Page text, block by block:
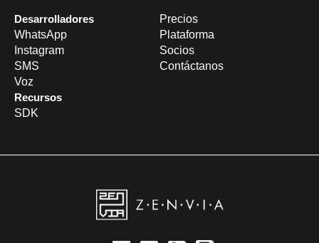
Desarrolladores
WhatsApp
Instagram
SMS
Voz
Recursos
SDK
Precios
Plataforma
Socios
Contáctanos